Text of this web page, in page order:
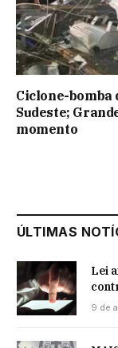
Ciclone-bomba
Sudeste;
momento
ÚLTIMAS
Lei
9 de